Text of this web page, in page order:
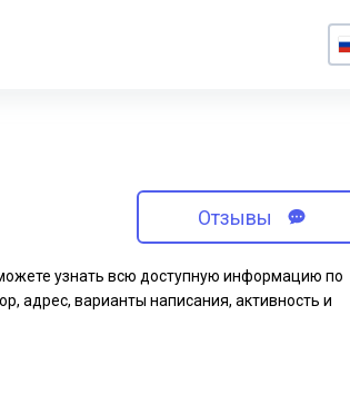
Отзывы
узнать всю доступную информацию по
адрес, варианты написания, активность и